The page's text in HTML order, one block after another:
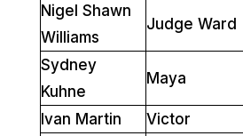
Nigel Shawn
Williams
Judge Ward
Sydney
Kuhne
Maya
Ivan Martin Victor